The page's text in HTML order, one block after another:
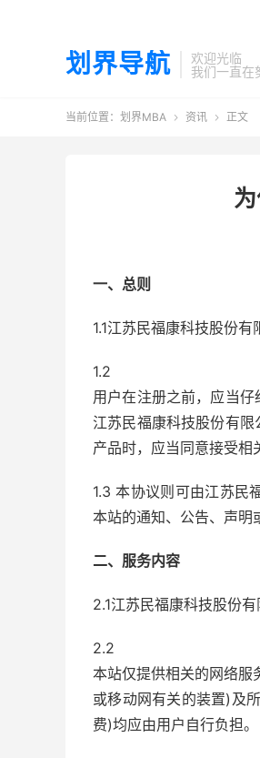
划界导航
欢迎光临
我们一直在
当前位置： 划界MBA  资讯  正文
一、总则
1.1江苏民福康科技股份
1.2
用户在注册之前，应当
江苏民福康科技股份有
产品时，应当同意接受相
1.3 本协议则可由江苏民
本站的通知、公告、声明
二、服务内容
2.1江苏民福康科技股份
2.2
本站仅提供相关的网络服
或移动网有关的装置)及
费)均应由用户自行负担。